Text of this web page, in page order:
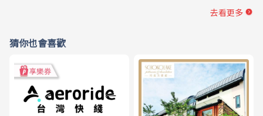
去看更多
猜你也會喜歡